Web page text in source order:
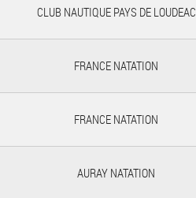
CLUB NAUTIQUE PAYS DE LOUDEAC
FRANCE NATATION
FRANCE NATATION
AURAY NATATION